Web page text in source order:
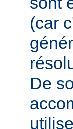
(car
De